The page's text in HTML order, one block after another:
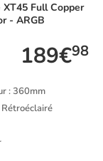
XT45 Full Copper
- ARGB
189€98
: 360mm